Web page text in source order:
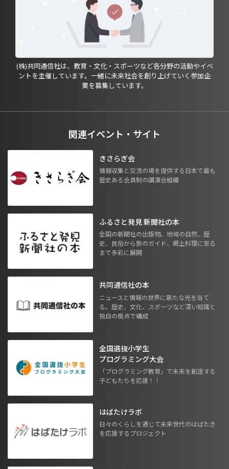
(株)共同通信社は、教育・文化・スポーツなど各分野の活動やイベ
ントを主催しています。一緒に未来社会を創り上げていく参加企
業を募集しています。
関連イベント・サイト
きさらぎ会
情報収集と交流の場を提供する日本で最も
歴史ある会員制の講演会組織
ふるさと発見 新聞社の本
全国の新聞社の出版物。地域の自然、歴
史、民俗から旅のガイド、郷土料理に至る
まで多彩に展開
共同通信社の本
ニュースと情報の世界に新たな光を当て
る。歴史、文化、スポーツなど深い知識と
独自の視点で構成
全国選抜小学生
プログラミング大会
「プログラミング教育」で未来を創造する
子どもたちを応援！！
はばたけラボ
日々のくらしを通じて未来世代のはばたき
を応援するプロジェクト